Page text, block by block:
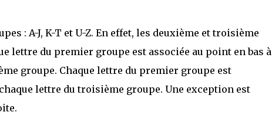
: A-J, K-T et U-Z. En effet, les deuxième et troisième
lettre du premier groupe est associée au point en bas à
groupe. Chaque lettre du premier groupe est
lettre du troisième groupe. Une exception est